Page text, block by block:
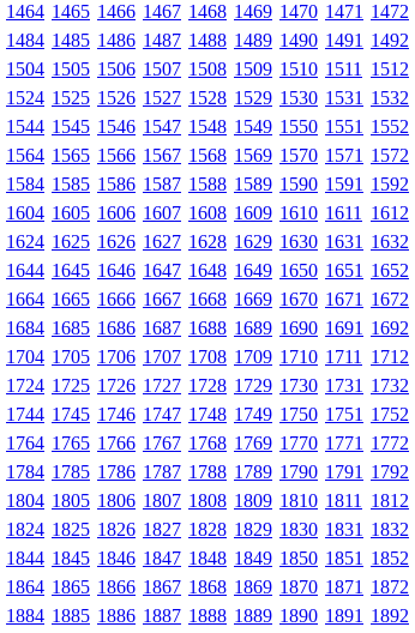
1464 1465 1466 1467 1468 1469 1470 1471 1472
1484 1485 1486 1487 1488 1489 1490 1491 1492
1504 1505 1506 1507 1508 1509 1510 1511 1512
1524 1525 1526 1527 1528 1529 1530 1531 1532
1544 1545 1546 1547 1548 1549 1550 1551 1552
1564 1565 1566 1567 1568 1569 1570 1571 1572
1584 1585 1586 1587 1588 1589 1590 1591 1592
1604 1605 1606 1607 1608 1609 1610 1611 1612
1624 1625 1626 1627 1628 1629 1630 1631 1632
1644 1645 1646 1647 1648 1649 1650 1651 1652
1664 1665 1666 1667 1668 1669 1670 1671 1672
1684 1685 1686 1687 1688 1689 1690 1691 1692
1704 1705 1706 1707 1708 1709 1710 1711 1712
1724 1725 1726 1727 1728 1729 1730 1731 1732
1744 1745 1746 1747 1748 1749 1750 1751 1752
1764 1765 1766 1767 1768 1769 1770 1771 1772
1784 1785 1786 1787 1788 1789 1790 1791 1792
1804 1805 1806 1807 1808 1809 1810 1811 1812
1824 1825 1826 1827 1828 1829 1830 1831 1832
1844 1845 1846 1847 1848 1849 1850 1851 1852
1864 1865 1866 1867 1868 1869 1870 1871 1872
1884 1885 1886 1887 1888 1889 1890 1891 1892